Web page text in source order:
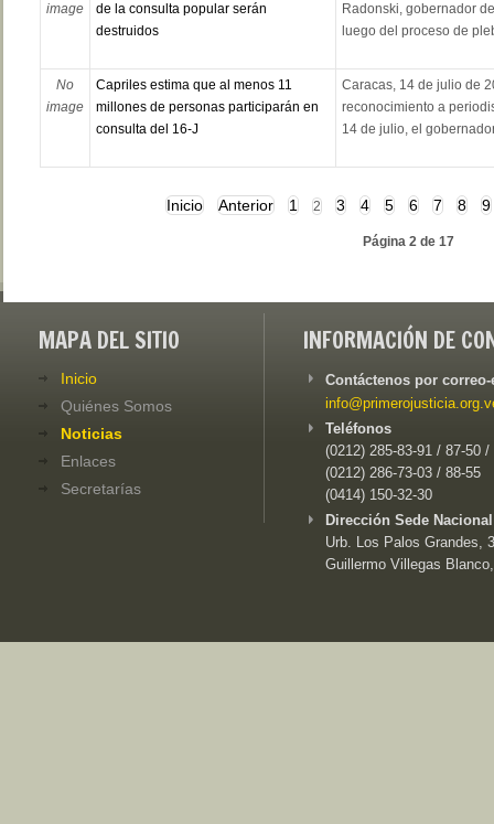
image
de la consulta popular serán
destruidos
Radonski, gobernador
luego del proceso de
No
image
Capriles estima que al menos 11
millones de personas participarán en
consulta del 16-J
Caracas, 14 de julio de
reconocimiento a
14 de julio, el
Inicio Anterior 1 2 3 4 5 6 7 8 9
Página 2 de 17
MAPA DEL SITIO
Inicio
Quiénes Somos
Noticias
Enlaces
Secretarías
INFORMACIÓN DE
Contáctenos por
Teléfonos
(0212) 285-83-91 / 87-50 /
(0212) 286-73-03 / 88-55
(0414) 150-32-30
Dirección Sede
Urb. Los Palos Grandes,
Guillermo Villegas